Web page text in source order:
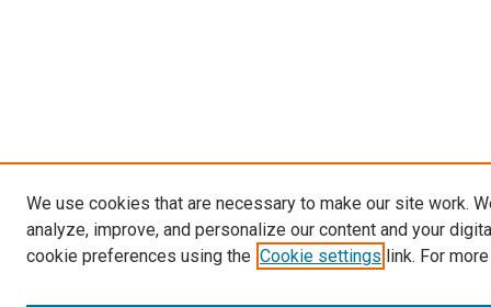
We use cookies that are necessary to make our site work.
analyze, improve, and personalize our content and your
cookie preferences using the Cookie settings link. For